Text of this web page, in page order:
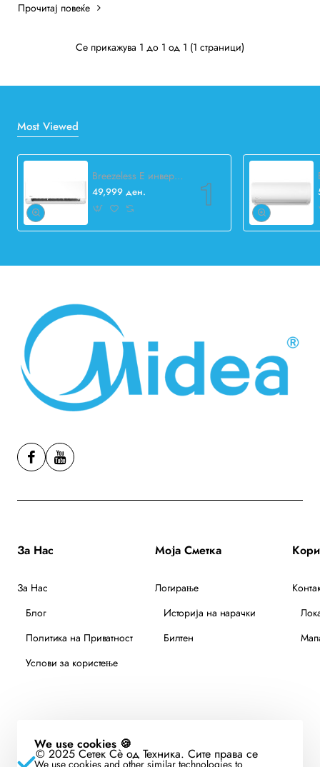
We use cookies 🍪
We use cookies and other similar technologies to
Прочитај повеќе
Се прикажува 1 до 1 од 1 (1 страници)
Most Viewed
Breezeless E инвертер 12.000 BTU
49,999 ден.
За Нас
За Нас
Блог
Политика на Приватност
Услови за користење
Моја Сметка
Логирање
Историја на нарачки
Билтен
© 2025 Сетек Сè од Техника. Сите права се